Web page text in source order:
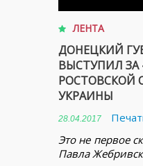
ЛЕНТА
ДОНЕЦКИЙ
ВЫСТУПИЛ ЗА
РОСТОВСКОЙ
УКРАИНЫ
28.04.2017
Это не первое
Павла